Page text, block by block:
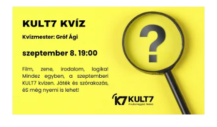
kiállítása